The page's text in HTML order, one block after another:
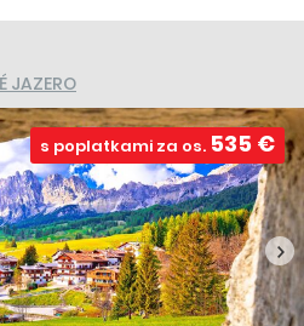
poznávacích zájazdov do
mať možnosť navštíviť
St. Gallen
z horyPilatusčiMatterhorn
Rýnskymi
že Švajčiarsko nemá prístup
hrdí na viac ako 2000 jazier,
,ŽenevskéčiLago
JAZERO
s poplatkami za os. 535 €